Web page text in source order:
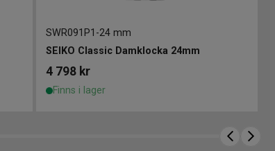
SWR091P1 -24 mm
SEIKO Classic Damklocka 24mm
4 798 kr
Finns i lager